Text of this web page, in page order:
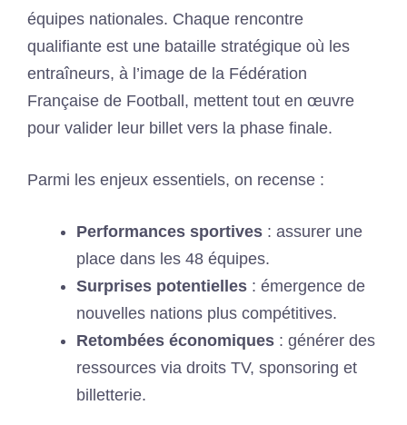
équipes nationales. Chaque rencontre
qualifiante est une bataille stratégique où les
entraîneurs, à l’image de la Fédération
Française de Football, mettent tout en œuvre
pour valider leur billet vers la phase finale.
Parmi les enjeux essentiels, on recense :
Performances sportives : assurer une
place dans les 48 équipes.
Surprises potentielles : émergence de
nouvelles nations plus compétitives.
Retombées économiques : générer des
ressources via droits TV, sponsoring et
billetterie.